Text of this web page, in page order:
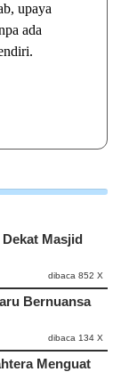
upaya
ada
Masjid
dibaca 852 X
Bernuansa
dibaca 134 X
Menguat